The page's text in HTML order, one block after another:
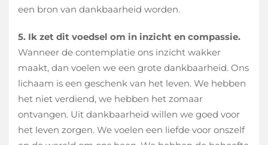
een bron van dankbaarheid worden.
5. Ik zet dit voedsel om in inzicht en compassie.
Wanneer de contemplatie ons inzicht wakker
maakt, dan voelen we een grote dankbaarheid. Ons
lichaam is een geschenk van het leven. We hebben
het niet verdiend, we hebben het zomaar
ontvangen. Uit dankbaarheid willen we goed voor
het leven zorgen. We voelen een liefde voor onszelf